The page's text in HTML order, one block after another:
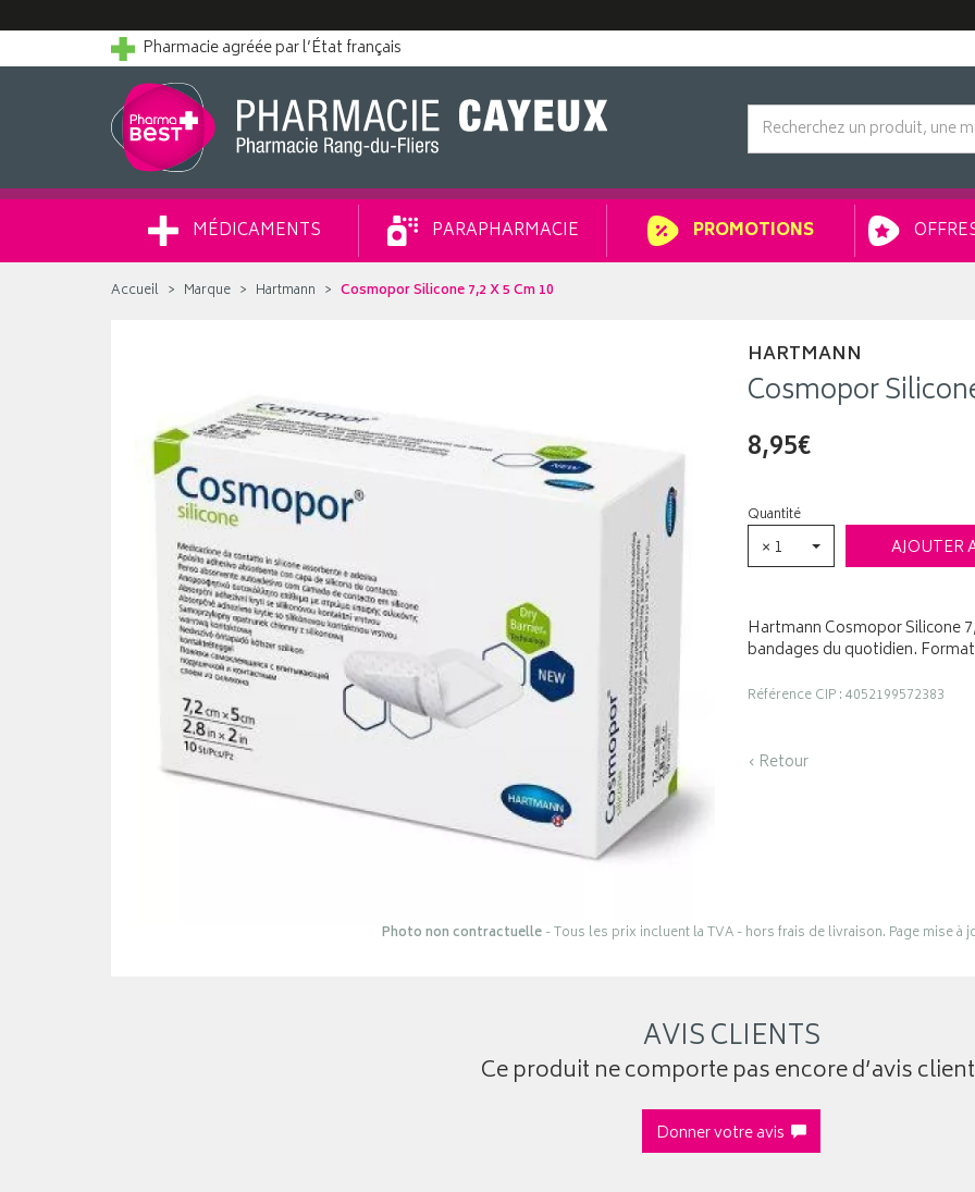
Pharmacie agréée par l’État français
MÉDICAMENTS PARAPHARMACIE PROMOTIONS
Accueil Marque Hartmann Cosmopor Silicone 7,2 X 5 Cm 10
HARTMANN
Cosmopor
8,95€
Quantité
× 1 AJOUTER
Hartmann Cosmopor Silicone
bandages du quotidien.
Référence CIP : 4052199572383
‹ Retour
Photo non contractuelle- Tous les prix incluent la TVA - hors frais de livraison. Page mise à
AVIS CLIENTS
Ce produit ne comporte pas encore d’avis
Donner votre avis